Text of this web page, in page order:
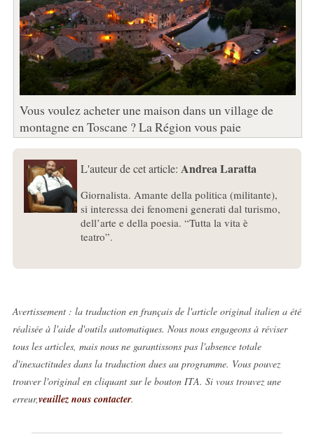
Vous voulez acheter une maison dans un village de
montagne en Toscane ? La Région vous paie
L'auteur de cet article: Andrea Laratta
Giornalista. Amante della politica (militante),
si interessa dei fenomeni generati dal turismo,
dell’arte e della poesia. “Tutta la vita è
teatro”.
Avertissement : la traduction en français de l'article original italien a été
réalisée à l'aide d'outils automatiques. Nous nous engageons à réviser
tous les articles, mais nous ne garantissons pas l'absence totale
d'inexactitudes dans la traduction dues au programme. Vous pouvez
trouver l'original en cliquant sur le bouton ITA. Si vous trouvez une
erreur,veuillez nous contacter.